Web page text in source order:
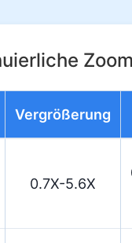
Vergrößerung
0.7X-5.6X